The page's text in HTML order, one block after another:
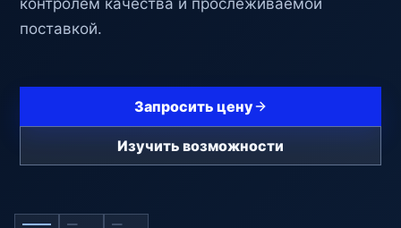
Запросить цену
Изучить возможности
проверку поставщиков, коммерческий анализ
и проектный контроль качества.
Отправить Part Number
Посмотреть услуги